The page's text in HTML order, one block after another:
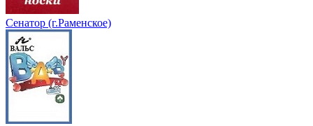
Сенатор (г.Раменское)